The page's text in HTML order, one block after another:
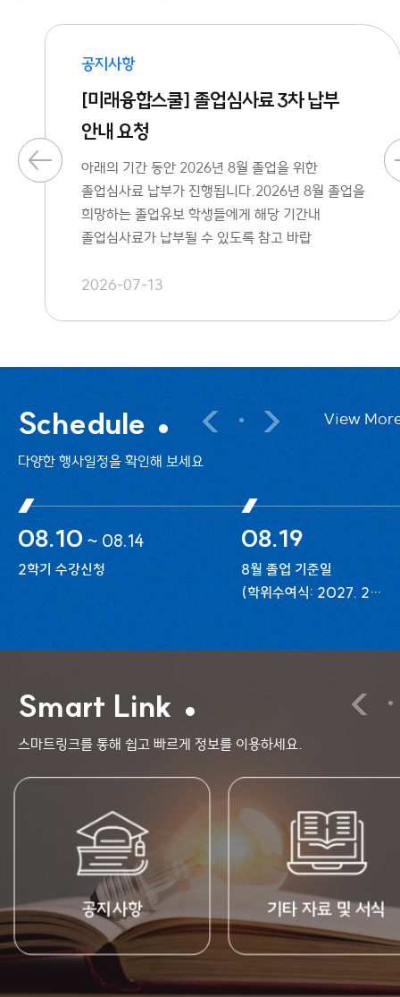
공지사항
[미래융합스쿨] 졸업심사료 3차 납부
안내 요청
아래의 기간 동안 2026년 8월 졸업을 위한
졸업심사료 납부가 진행됩니다.2026년 8월 졸업을
희망하는 졸업유보 학생들에게 해당 기간내
졸업심사료가 납부될 수 있도록 참고 바랍
2026-07-13
Schedule
다양한 행사일정을 확인해 보세요
View
08.10 ~ 08.14
2학기 수강신청
08.19
8월 졸업 기준일
(학위수여식: 2027. 2월
Smart Link
스마트링크를 통해 쉽고 빠르게 정보를 이용하세요.
기타 자료 및 서식 취업진로